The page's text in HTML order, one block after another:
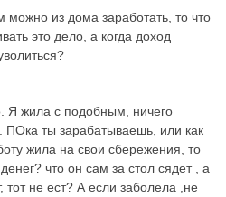
из дома заработать, то что
это дело, а когда доход
Я жила с подобным, ничего
ПОка ты зарабатываешь, или как
жила на свои сбережения, то
что он сам за стол сядет , а
тот не ест? А если заболела ,не